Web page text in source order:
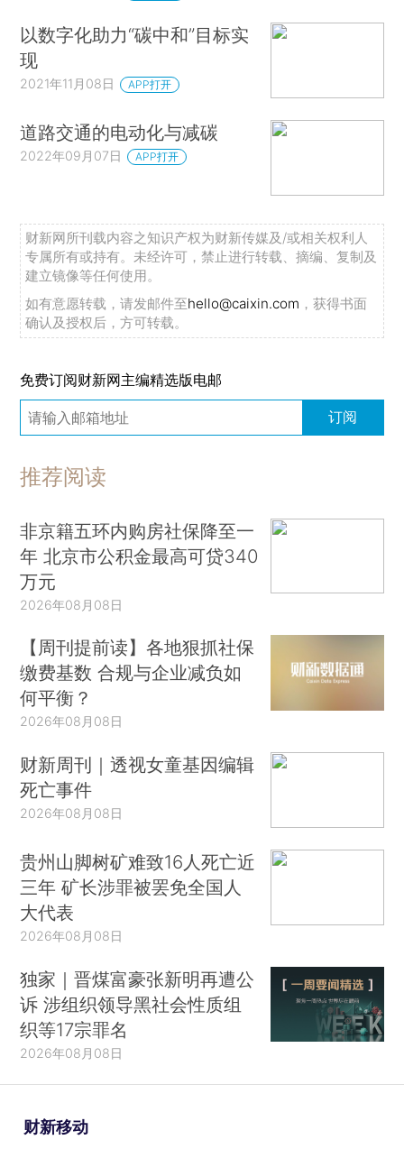
以数字化助力“碳中和”目标实
现
2021年11月08日 APP打开
道路交通的电动化与减碳
2022年09月07日 APP打开
财新网所刊载内容之知识产权为财新传媒及/或相关权利人
专属所有或持有。未经许可，禁止进行转载、摘编、复制及
建立镜像等任何使用。
如有意愿转载，请发邮件至hello@caixin.com ，获得书面
确认及授权后，方可转载。
免费订阅财新网主编精选版电邮
订阅
推荐阅读
非京籍五环内购房社保降至一
年 北京市公积金最高可贷340
万元
2026年08月08日
【周刊提前读】各地狠抓社保
缴费基数 合规与企业减负如
何平衡？
2026年08月08日
财新周刊｜透视女童基因编辑
死亡事件
2026年08月08日
贵州山脚树矿难致16人死亡近
三年 矿长涉罪被罢免全国人
大代表
2026年08月08日
独家｜晋煤富豪张新明再遭公
诉 涉组织领导黑社会性质组
织等17宗罪名
2026年08月08日
财新移动